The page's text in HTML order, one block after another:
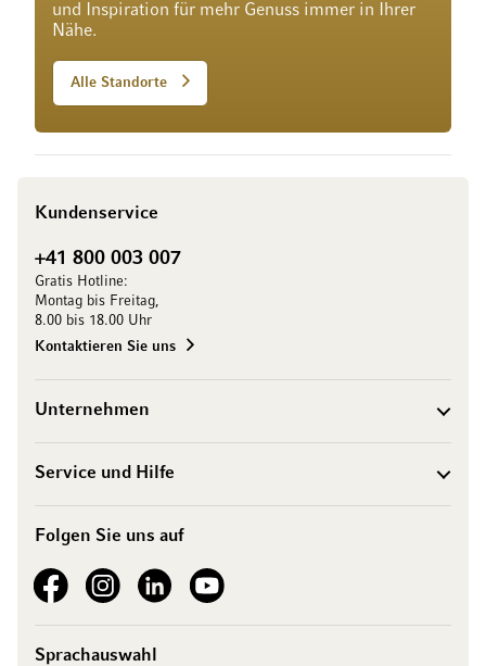
und Inspiration für mehr Genuss immer in Ihrer
Nähe.
Alle Standorte
Kundenservice
+41 800 003 007
Gratis Hotline:
Montag bis Freitag,
8.00 bis 18.00 Uhr
Kontaktieren Sie uns
Unternehmen
Service und Hilfe
Folgen Sie uns auf
See our FacebookSee our Instagram account
See our LinkedInSee our YouTube channel
Sprachauswahl